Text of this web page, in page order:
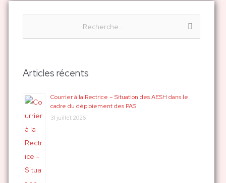
h
Articles récents
Courrier à la Rectrice – Situation des AESH dans le
cadre du déploiement des PAS
31 juillet 2026